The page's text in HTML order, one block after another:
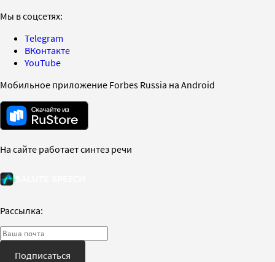
Мы в соцсетях:
Telegram
ВКонтакте
YouTube
Мобильное приложение Forbes Russia на Android
На сайте работает синтез речи
Рассылка:
Подписаться